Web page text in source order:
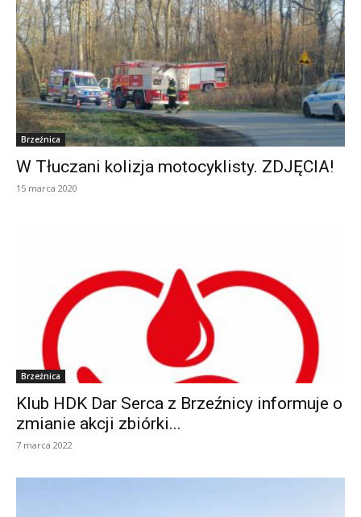
Brzeźnica
W Tłuczani kolizja motocyklisty. ZDJĘCIA!
15 marca 2020
Brzeźnica
Klub HDK Dar Serca z Brzeźnicy informuje o
zmianie akcji zbiórki...
7 marca 2022